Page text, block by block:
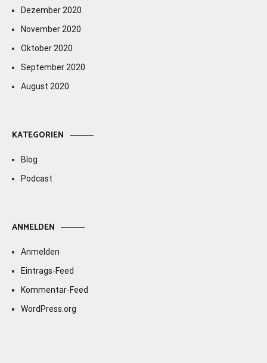
Dezember 2020
November 2020
Oktober 2020
September 2020
August 2020
KATEGORIEN
Blog
Podcast
ANMELDEN
Anmelden
Eintrags-Feed
Kommentar-Feed
WordPress.org